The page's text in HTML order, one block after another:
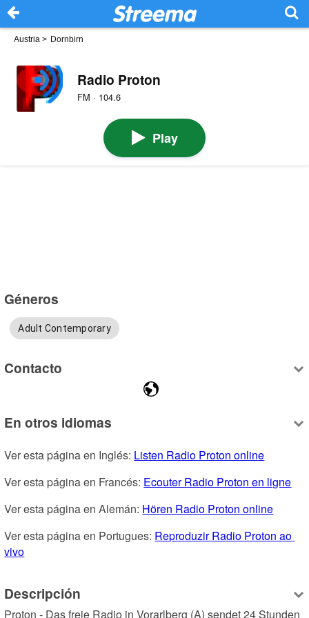
Austria > Dornbirn
Radio Proton
FM · 104.6
Play
Géneros
Adult Contemporary
Contacto
En otros idiomas
Ver esta página en Inglés: Listen Radio Proton online
Ver esta página en Francés: Ecouter Radio Proton en ligne
Ver esta página en Alemán: Hören Radio Proton online
Ver esta página en Portugues: Reproduzir Radio Proton ao
vivo
Descripción
Proton - Das freie Radio in Vorarlberg (A) sendet 24 Stunden